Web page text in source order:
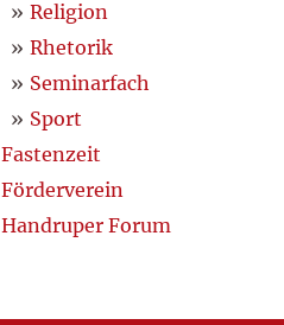
Religion
Rhetorik
Seminarfach
Sport
Fastenzeit
Förderverein
Handruper Forum